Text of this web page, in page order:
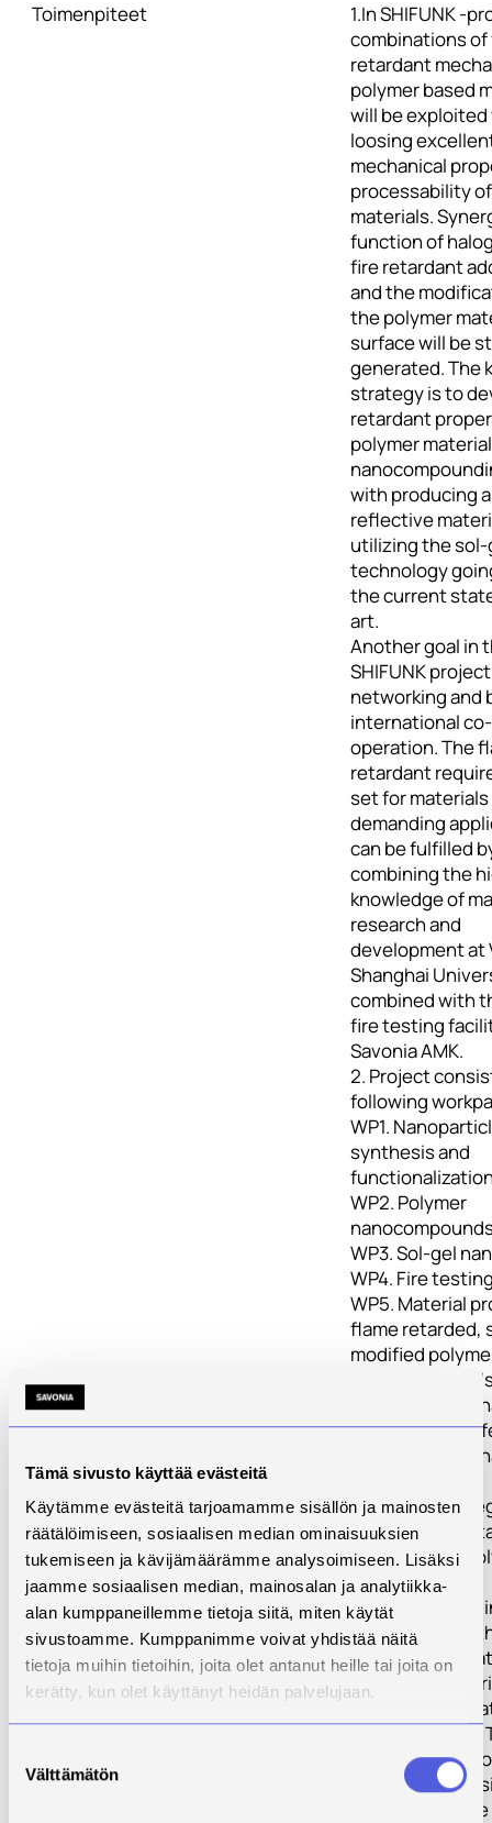
Tämä sivusto käyttää evästeitä
Käytämme evästeitä tarjoamamme sisällön ja mainosten
räätälöimiseen, sosiaalisen median ominaisuuksien
tukemiseen ja kävijämäärämme analysoimiseen. Lisäksi
jaamme sosiaalisen median, mainosalan ja analytiikka-
alan kumppaneillemme tietoja siitä, miten käytät
sivustoamme. Kumppanimme voivat yhdistää näitä
tietoja muihin tietoihin, joita olet antanut heille tai joita on
kerätty, kun olet käyttänyt heidän palvelujaan.
valinta
Välttämätön
Toimenpiteet
1.In SHIFUNK -
combinations of
retardant
polymer based
will be
loosing
mechanical
processability
materials.
function of
fire retardant
and the
the polymer
surface will be
generated. The
strategy is to
retardant
polymer
with producing
reflective
utilizing the sol-
technology
the current
art.
Another goal in
SHIFUNK
networking and
international co-
operation. The
retardant
set for materials
demanding
can be fulfilled
combining the
knowledge of
research and
development at
Shanghai
combined with
fire testing
Savonia AMK.
2. Project
following
WP1.
synthesis and
WP2. Polymer
WP3. Sol-gel
WP4. Fire
WP5. Material
flame retarded,
modified
Sustainability
nanoparticle
WP7.
3 The key
enhance fire
properties of
materials by
matrix along
producing a heat
reflective
by using
coatings (VTT).
technical
tailored
matrix being